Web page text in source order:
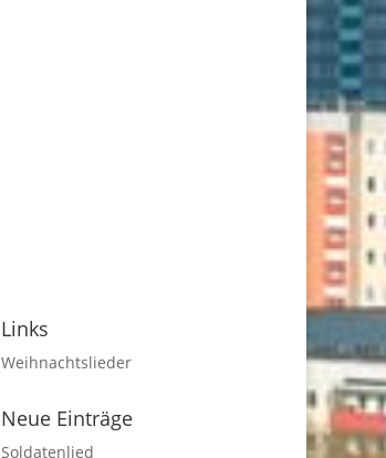
Links
Weihnachtslieder
Neue Einträge
Soldatenlied